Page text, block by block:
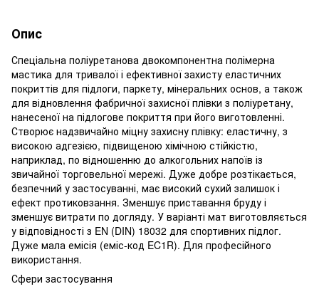
Опис
Спеціальна поліуретанова двокомпонентна полімерна
мастика для тривалої і ефективної захисту еластичних
покриттів для підлоги, паркету, мінеральних основ, а також
для відновлення фабричної захисної плівки з поліуретану,
нанесеної на підлогове покриття при його виготовленні.
Створює надзвичайно міцну захисну плівку: еластичну, з
високою адгезією, підвищеною хімічною стійкістю,
наприклад, по відношенню до алкогольних напоїв із
звичайної торговельної мережі. Дуже добре розтікається,
безпечний у застосуванні, має високий сухий залишок і
ефект протиковзання. Зменшує приставання бруду і
зменшує витрати по догляду. У варіанті мат виготовляється
у відповідності з EN (DIN) 18032 для спортивних підлог.
Дуже мала емісія (еміс-код EC1R). Для професійного
використання.
Сфери застосування